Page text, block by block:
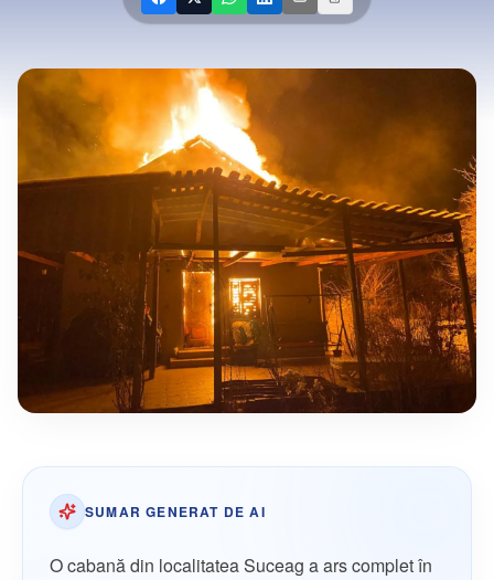
SUMAR GENERAT DE AI
O cabană din localitatea Suceag a ars complet în